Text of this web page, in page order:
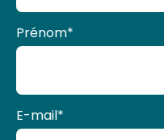
Prénom*
E-mail*